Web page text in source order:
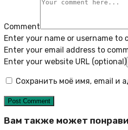
Comment
Enter your name or username to
Enter your email address to
Enter your website URL (optional)
Сохранить моё имя, email и
Вам также может